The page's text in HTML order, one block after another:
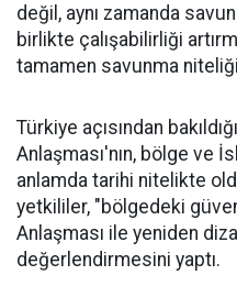
değil, aynı zamanda
birlikte çalışabilirliği
tamamen savunma
Türkiye açısından
Anlaşması'nın, bölge ve
anlamda tarihi nitelikte
yetkililer, "bölgedeki
Anlaşması ile yeniden
değerlendirmesini yaptı.